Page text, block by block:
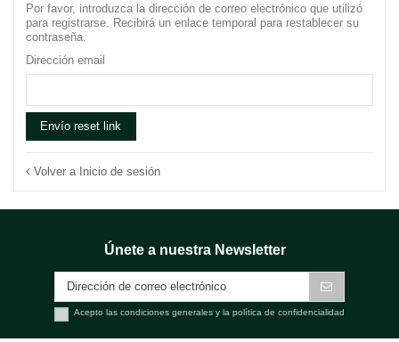
Por favor, introduzca la dirección de correo electrónico que utilizó
para registrarse. Recibirá un enlace temporal para restablecer su
contraseña.
Dirección email
Envío reset link
Volver a Inicio de sesión
Únete a nuestra Newsletter
Acepto las condiciones generales y la política de confidencialidad